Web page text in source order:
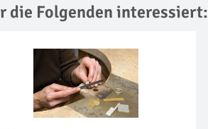
die Folgenden interessiert: